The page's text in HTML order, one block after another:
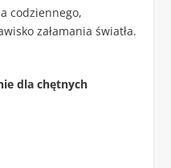
codziennego,
załamania światła.
dla chętnych